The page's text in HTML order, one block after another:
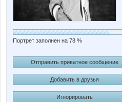
Портрет заполнен на 78 %
Отправить приватное сообщение
Добавить в друзья
Игнорировать